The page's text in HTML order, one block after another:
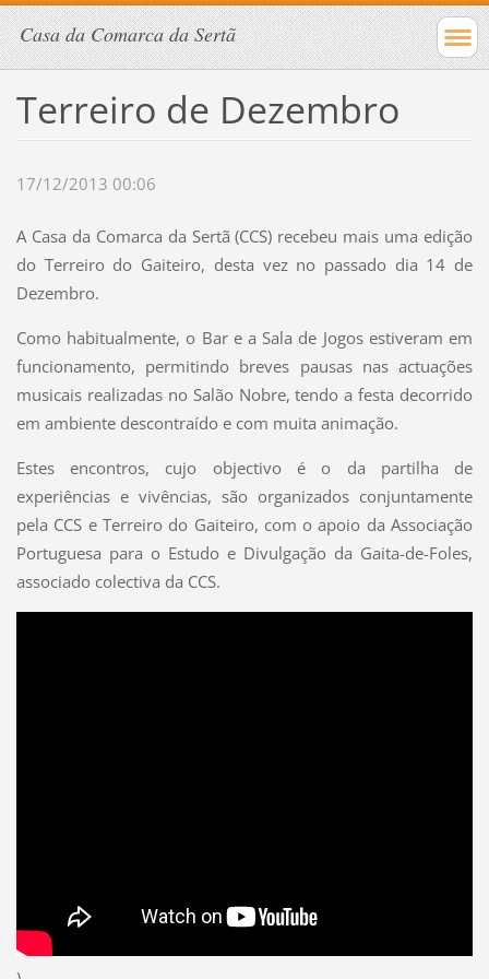
Casa da Comarca da Sertã
Terreiro de Dezembro
17/12/2013 00:06
A Casa da Comarca da Sertã (CCS) recebeu mais uma edição
do Terreiro do Gaiteiro, desta vez no passado dia 14 de
Dezembro.
Como habitualmente, o Bar e a Sala de Jogos estiveram em
funcionamento, permitindo breves pausas nas actuações
musicais realizadas no Salão Nobre, tendo a festa decorrido
em ambiente descontraído e com muita animação.
Estes encontros, cujo objectivo é o da partilha de
experiências e vivências, são organizados conjuntamente
pela CCS e Terreiro do Gaiteiro, com o apoio da Associação
Portuguesa para o Estudo e Divulgação da Gaita-de-Foles,
associado colectiva da CCS.